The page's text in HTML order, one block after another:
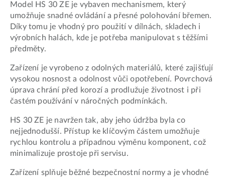
Model HS 30 ZE je vybaven mechanismem, který
umožňuje snadné ovládání a přesné polohování břemen.
Díky tomu je vhodný pro použití v dílnách, skladech i
výrobních halách, kde je potřeba manipulovat s těžšími
předměty.
Zařízení je vyrobeno z odolných materiálů, které zajišťují
vysokou nosnost a odolnost vůči opotřebení. Povrchová
úprava chrání před korozí a prodlužuje životnost i při
častém používání v náročných podmínkách.
HS 30 ZE je navržen tak, aby jeho údržba byla co
nejjednodušší. Přístup ke klíčovým částem umožňuje
rychlou kontrolu a případnou výměnu komponent, což
minimalizuje prostoje při servisu.
Zařízení splňuje běžné bezpečnostní normy a je vhodné